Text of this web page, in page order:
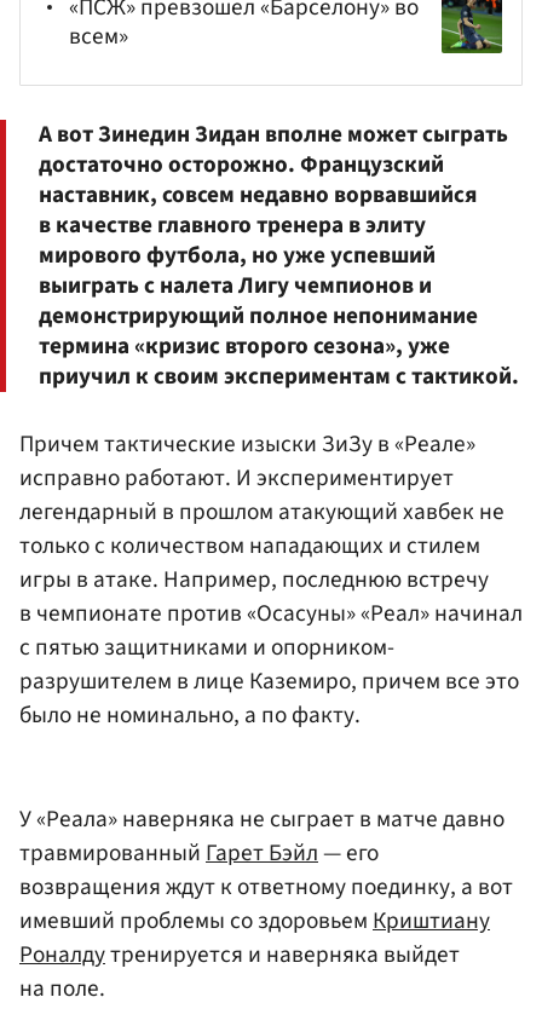
«ПСЖ» превзошел «Барселону» во
всем»
А вотЗинедин Зидан вполне может сыграть
достаточно осторожно. Французский
наставник, совсем недавно ворвавшийся
в качестве главного тренера в элиту
мирового футбола, но уже успевший
выиграть с налета Лигу чемпионов и
демонстрирующий полное непонимание
термина «кризис второго сезона», уже
приучил к своим экспериментам с тактикой.
Причем тактические изыски ЗиЗу в «Реале»
исправно работают. И экспериментирует
легендарный в прошлом атакующий хавбек не
только с количеством нападающих и стилем
игры в атаке. Например, последнюю встречу
в чемпионате против «Осасуны» «Реал» начинал
с пятью защитниками и опорником-
разрушителем в лице Каземиро, причем все это
было не номинально, а по факту.
У «Реала» наверняка не сыграет в матче давно
травмированныйГарет Бэйл— его
возвращения ждут к ответному поединку, а вот
имевший проблемы со здоровьемКриштиану
Роналдутренируется и наверняка выйдет
на поле.